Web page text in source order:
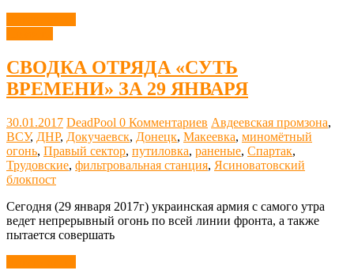
СВОДКА ОТРЯДА «СУТЬ
ВРЕМЕНИ» ЗА 29 ЯНВАРЯ
30.01.2017 DeadPool 0 Комментариев Авдеевская промзона,
ВСУ, ДНР, Докучаевск, Донецк, Макеевка, миномётный
огонь, Правый сектор, путиловка, раненые, Спартак,
Трудовские, фильтровальная станция, Ясиноватовский
блокпост
Сегодня (29 января 2017г) украинская армия с самого утра
ведет непрерывный огонь по всей линии фронта, а также
пытается совершать